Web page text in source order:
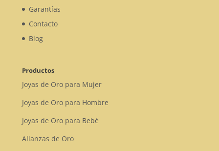
Garantías
Contacto
Blog
Productos
Joyas de Oro para Mujer
Joyas de Oro para Hombre
Joyas de Oro para Bebé
Alianzas de Oro